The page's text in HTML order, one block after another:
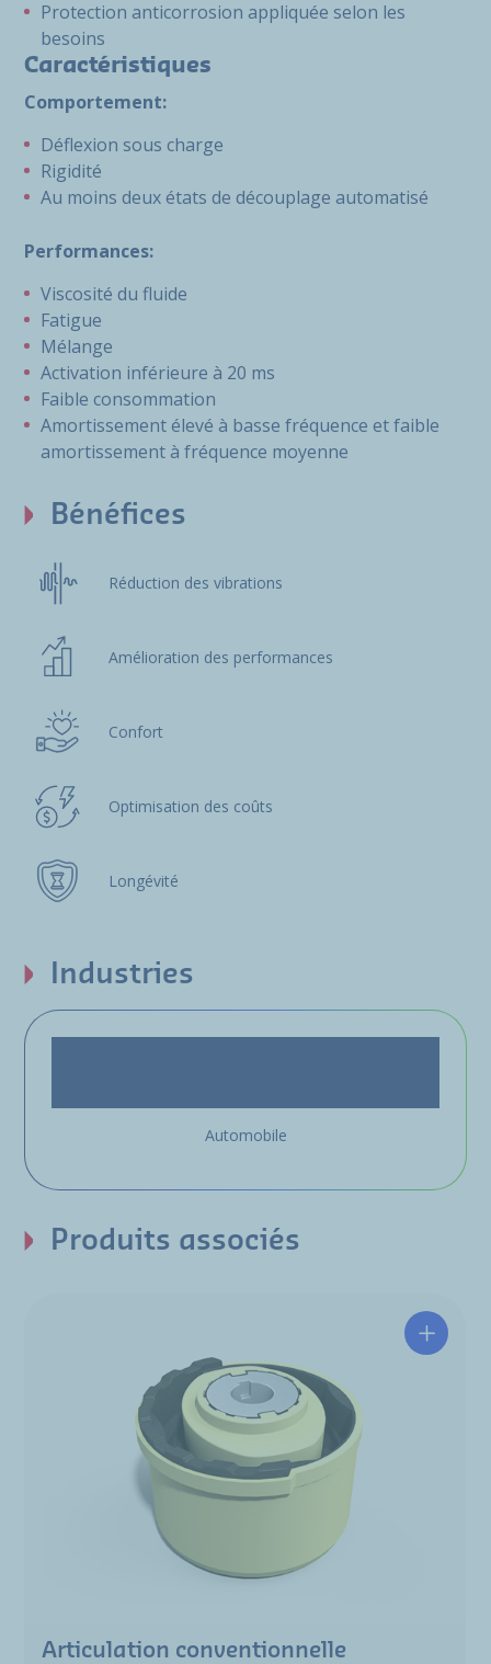
Protection anticorrosion appliquée selon les
besoins
Caractéristiques
Comportement:
Déflexion sous charge
Rigidité
Au moins deux états de découplage automatisé
Performances:
Viscosité du fluide
Fatigue
Mélange
Activation inférieure à 20 ms
Faible consommation
Amortissement élevé à basse fréquence et faible
amortissement à fréquence moyenne
Bénéfices
Réduction des vibrations
Amélioration des performances
Confort
Optimisation des coûts
Longévité
Industries
Automobile
Produits associés
Articulation conventionnelle